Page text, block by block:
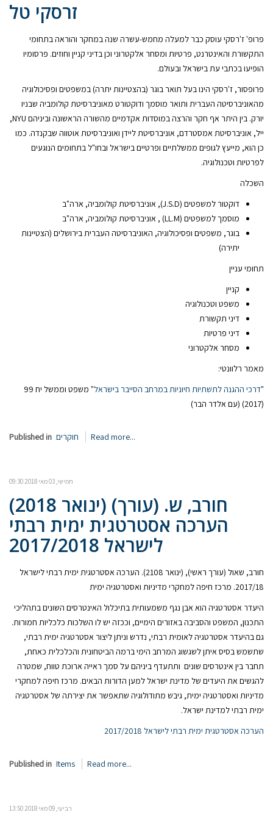
זרסקי טל
פרופ' ז'רסקי עוסק כבר למעלה מחמש-עשרה שנה במחקר והוראה בתחומי
התקשורת והאינטרנט, פרטיות ומסחר אלקטרוני וכן בדיני קניין וחוזים. פרסומיו
הופיעו בכתבי עת בישראל ובעולם.
פרופסור, ז'רסקי הינו בעל תואר בוגר (בהצטיינות יתרה) במשפטים ופסיכולוגיה
מהאוניברסיטה העברית ותואר מוסמך ודוקטורט מאוניברסיטת קולומביה שבניו
יורק. בין היתר אף חקר והרצה במוסדות אקדמיים מהשורה הראשונה וביניהם NYU,
ייל, אוניברסיטת אמסטרדם, אוניברסיטת ליידן ואוניברסיטת אוטווה שבקנדה. כמו
כן הוא, מייעץ לגופים ממשלתיים ופרטיים בישראל ובחו"ל בתחומים הנוגעים
לפרטיות וטכנולוגיה.
השכלה
דוקטור למשפטים (J.S.D), אוניברסיטת קולומביה, ארה"ב
מוסמך למשפטים (LL.M) , אוניברסיטת קולומביה, ארה"ב
בוגר, משפטים ופסיכולוגיה, האוניברסיטה העברית בירושלים (הצטיינות
יתירה)
תחומי עניין
קניין
משפט וטכנולוגיה
דיני תקשורת
דיני פרטיות
מסחר אלקטרוני
מאמר רלוונטי:
"דרכי ההגנה לתשתיות חיוניות במרחב הסייבר בישראל
" משפט וממשל יח 99
(2017) (עם אלדר הבר)
Published in חוקרים Read more...
חמישי, 03 מאי 2018 09:30
חורב, ש. (עורך) (ינואר 2018)
הערכה אסטרטגית ימית רבתי
לישראל 2017/2018
חורב, שאול (עורך ראשי), (ינואר 2108). הערכה אסטרטגית ימית רבתי לישראל
2017/18. מרכז חיפה למחקרי מדיניות ואסטרטגיה ימית
היעדר אסטרטגיה הוא אבן נגף משמעותית בתיכלול האינטרסים השונים בתהליכי
התכנון, המשפט והסביבה באזורים הימיים, וככזה יש לו השלכות כלכליות חמורות.
גם בהיעדר אסטרטגיה לאומית רבתי, נדרש וניתן ליצור אסטרטגיה ימית רבתי,
שתשמש בסיס איתן לשגשוג המרחב הימי ברמה הביטחונית והכלכלית כאחת,
תחבר בין אינטרסים שונים ותתעדף ביניהם על סמך ראייה ארוכת טווח, שמטרה
להגשים את היעדים של מדינת ישראל למען הדורות הבאים. מרכז חיפה למחקרי
מדיניות ואסטרטגיה ימית, גיבש מתודולוגיה שתאפשר את יצירתה של אסטרטגיה
ימית רבתי למדינת ישראל.
הערכה אסטרטגית ימית רבתי לישראל 2017/2018
Published in Items Read more...
רביעי, 09 מאי 2018 13:50